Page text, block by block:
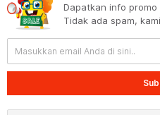
Dapatkan info
Tidak ada spam,